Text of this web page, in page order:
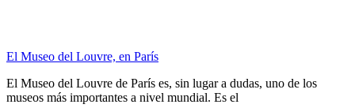
El Museo del Louvre, en París
El Museo del Louvre de París es, sin lugar a dudas, uno de los
museos más importantes a nivel mundial. Es el